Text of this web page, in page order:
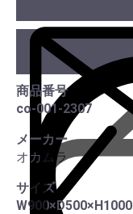
商品番号
co-001-2307
メーカー
オカムラ
サイズ
W900×D500×H1000